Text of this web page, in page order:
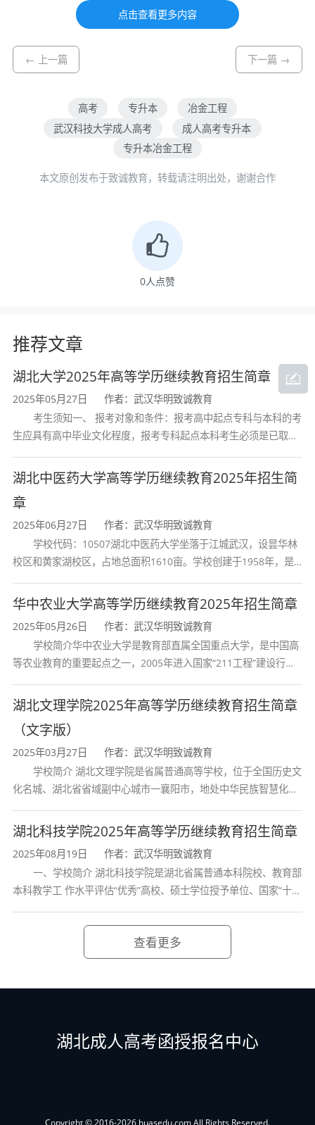
中，冶金工程专业荣获中国七星级专业，入选世
域，培养德、智、体、美、劳全面发展，具备较
在钢铁冶金、有色金属冶金及冶金与材料物理化
学领域从事产品开发及工艺设计、生产组织与管
理、技术开发、科学研究等方面工作的高级工程
科毕业生的专业素养，使其能够胜任冶金企业、
新材料研发、环保技术等领域的生产、设计、科
研及管理工作。
毕业生应具备以下核心素养：
学、钢铁冶金和有色金属冶金等方面的专门知
识；
工艺设计与开发能力 ：具备冶炼工艺制定、工
程设计、测试技能和科学研究的基本能力，能够
工程实践能力：掌握分析解决冶金生产中实际
问题的能力，具有生产组织、技术经济分析和科
学管理的基础知识；
绿色创新意识：具备冶金环保与资源综合利用
色转型趋势。
四、核心课程设置
专业基础课
输原理、
设计与原
专业核心课
冶金过程
冶金厂设
点击查看更多内容
← 上一篇 下一篇 →
高考 专升本
冶金工程
武汉科技大学成人高考
成人高考专升本
专升本冶金工程
本文原创发布于致诚教育，转载请注明出处，谢谢合作
0人点赞
推荐文章
湖北大学2025年高等学历继续教育招生简章
2025年05月27日
作者：武汉华明致诚教育
考生须知一、 报考对象和条件：报考高中起点专科与本科的考
生应具有高中毕业文化程度，报考专科起点本科考生必须是已取得
构颁发的大学专科毕业证书的人
湖北中医药大学高等学历继续教育2025年招生简
章
2025年06月27日
作者：武汉华明致诚教育
学校代码：10507湖北中医药大学坐落于江城武汉，设昙华林
校区和黄家湖校区，占地总面积1610亩。学校创建于1958年，是
育和最早开办中医研究
华中农业大学高等学历继续教育2025年招生简章
2025年05月26日
作者：武汉华明致诚教育
学校简介华中农业大学是教育部直属全国重点大学，是中国高
等农业教育的重要起点之一，2005年进入国家“211工程”建设行
首轮“双一流”成效
湖北文理学院2025年高等学历继续教育招生简章
（文字版）
2025年03月27日
作者：武汉华明致诚教育
学校简介 湖北文理学院是省属普通高等学校，位于全国历史文
化名城、湖北省省域副中心城市一襄阳市，地处中华民族智慧化身
学校、全国普通
湖北科技学院2025年高等学历继续教育招生简章
2025年08月19日
作者：武汉华明致诚教育
一、学校简介 湖北科技学院是湖北省属普通本科院校、教育部
本科教学工 作水平评估“优秀”高校、硕士学位授予单位、国家“十三
查看更多
湖北成人高考函授报名中心
Copyright © 2016-2026 huasedu.com All Rights Reserved.